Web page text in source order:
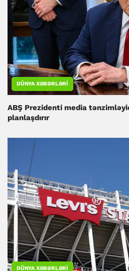
DÜNYA XƏBƏRLƏRI
ABŞ Prezidenti media
planlaşdırır
DÜNYA XƏBƏRLƏRI